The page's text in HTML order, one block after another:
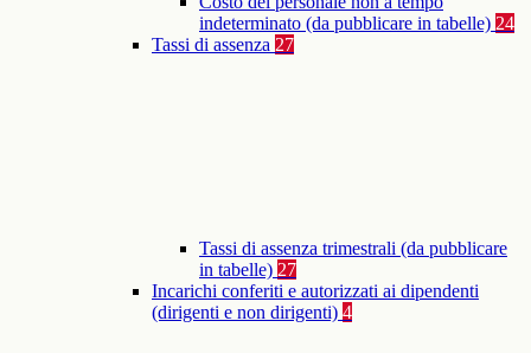
indeterminato (da pubblicare in tabelle) 24
Tassi di assenza 27
Tassi di assenza trimestrali (da pubblicare
in tabelle) 27
Incarichi conferiti e autorizzati ai dipendenti
(dirigenti e non dirigenti) 4